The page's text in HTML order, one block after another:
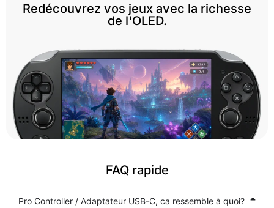
Redécouvrez vos jeux avec la richesse
de l'OLED.
FAQ rapide
Pro Controller / Adaptateur USB-C, ca ressemble à quoi?